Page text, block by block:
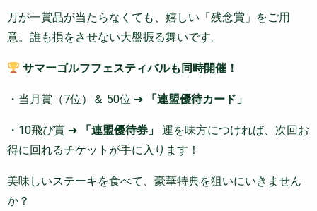
万が一賞品が当たらなくても、嬉しい「残念賞」をご用
意。誰も損をさせない大盤振る舞いです。
サマーゴルフフェスティバルも同時開催！
・当月賞（7位）＆ 50位 ➔ 「連盟優待カード」
・10飛び賞 ➔ 「連盟優待券」
運を味方につければ、次回お
得に回れるチケットが手に入ります！
美味しいステーキを食べて、豪華特典を狙いにいきません
か？